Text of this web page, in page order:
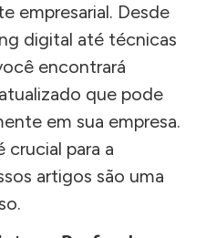
empresarial. Desde
digital até técnicas
encontrará
que pode
em sua empresa.
para a
artigos são uma